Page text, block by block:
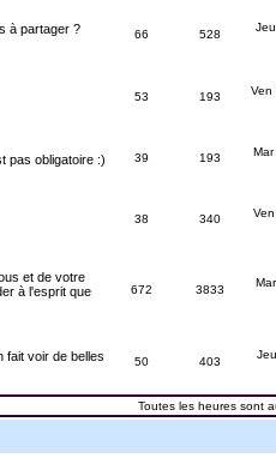
à partager ?
66 528
53 193
Ven
pas obligatoire :) 39 193
38 340
et de votre
à l'esprit que
672 3833
fait voir de belles
50 403
Toutes les heures sont